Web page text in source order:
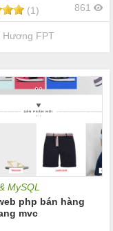
(1) 861
Hương FPT
MySQL
php bán hàng
mvc